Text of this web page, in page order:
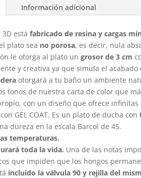
Información adicional
3D estáfabricado de resina y cargas
plato sea no porosa, es decir, nula
le otorga al plato un grosor de 3 cm
y creativa ya que simula el
otorgará a tu baño un ambiente
tonos de nuestra carta de color que
con un diseño que ofrece
GEL COAT. Es un plato de ducha con
dureza en la escala Barcol de 45.
temperaturas.
toda la vida. Una de las notas
que impiden que los hongos
incluido la válvula 90 y rejilla del